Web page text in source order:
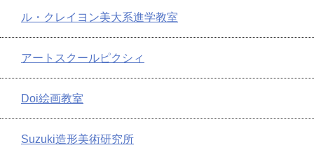
ル・クレイヨン美大系進学教室
アートスクールピクシィ
Doi絵画教室
Suzuki造形美術研究所